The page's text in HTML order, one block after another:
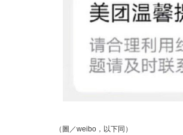
（圖／weibo，以下同）